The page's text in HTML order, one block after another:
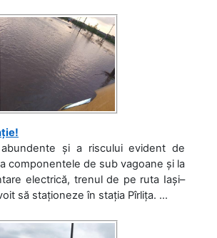
și a riscului evident de
componentele de sub vagoane și la
electrică, trenul de pe ruta Iași–
să staționeze în stația Pîrlița. ...